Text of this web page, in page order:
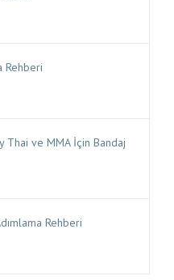
Rehberi
Thai ve MMA İçin Bandaj
Rehberi